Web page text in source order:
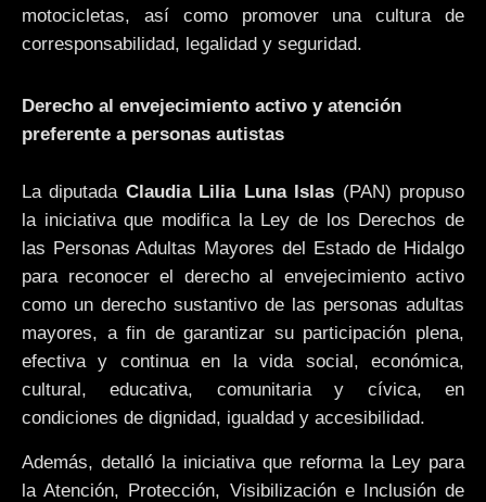
motocicletas, así como promover una cultura de
corresponsabilidad, legalidad y seguridad.
Derecho al envejecimiento activo y atención
preferente a personas autistas
La diputada Claudia Lilia Luna Islas (PAN) propuso
la iniciativa que modifica la Ley de los Derechos de
las Personas Adultas Mayores del Estado de Hidalgo
para reconocer el derecho al envejecimiento activo
como un derecho sustantivo de las personas adultas
mayores, a fin de garantizar su participación plena,
efectiva y continua en la vida social, económica,
cultural, educativa, comunitaria y cívica, en
condiciones de dignidad, igualdad y accesibilidad.
Además, detalló la iniciativa que reforma la Ley para
la Atención, Protección, Visibilización e Inclusión de